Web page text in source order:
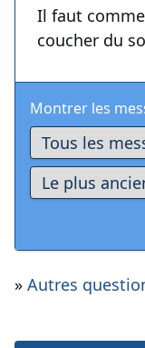
Il faut
coucher du
Montrer les
» Autres